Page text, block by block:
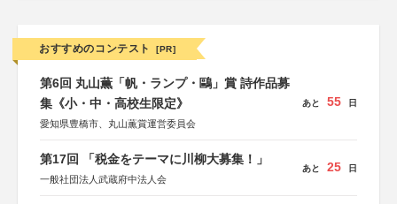
おすすめのコンテスト [PR]
第6回 丸山薫「帆・ランプ・鷗」賞 詩作品募
集《小・中・高校生限定》
愛知県豊橋市、丸山薫賞運営委員会
あと 55 日
第17回 「税金をテーマに川柳大募集！」
一般社団法人武蔵府中法人会
あと 25 日